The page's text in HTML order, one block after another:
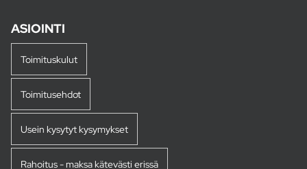
ASIOINTI
Toimituskulut
Toimitusehdot
Usein kysytyt kysymykset
Rahoitus - maksa kätevästi erissä